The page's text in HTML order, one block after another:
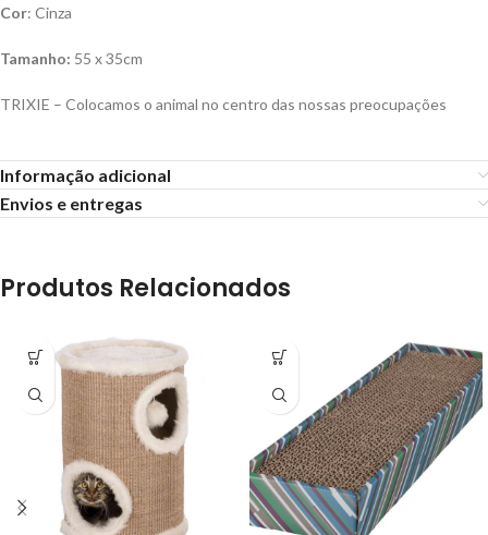
Cor: Cinza
Tamanho: 55 x 35cm
TRIXIE – Colocamos o animal no centro das nossas preocupações
Informação adicional
Envios e entregas
Produtos Relacionados